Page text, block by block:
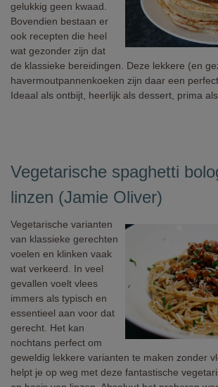
gelukkig geen kwaad.
Bovendien bestaan er
ook recepten die heel
wat gezonder zijn dat
de klassieke bereidingen. Deze lekkere (en
havermoutpannenkoeken zijn daar een
Ideaal als ontbijt, heerlijk als dessert, prima
Vegetarische spaghetti
linzen (Jamie Oliver)
Vegetarische varianten
van klassieke gerechten
voelen en klinken vaak
wat verkeerd. In veel
gevallen voelt vlees
immers als typisch en
essentieel aan voor dat
gerecht. Het kan
nochtans perfect om
geweldig lekkere varianten te maken zonder
helpt je op weg met deze fantastische